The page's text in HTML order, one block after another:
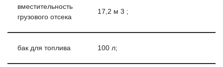
вместительность
грузового отсека
17,2 м 3 ;
бак для топлива 100 л;